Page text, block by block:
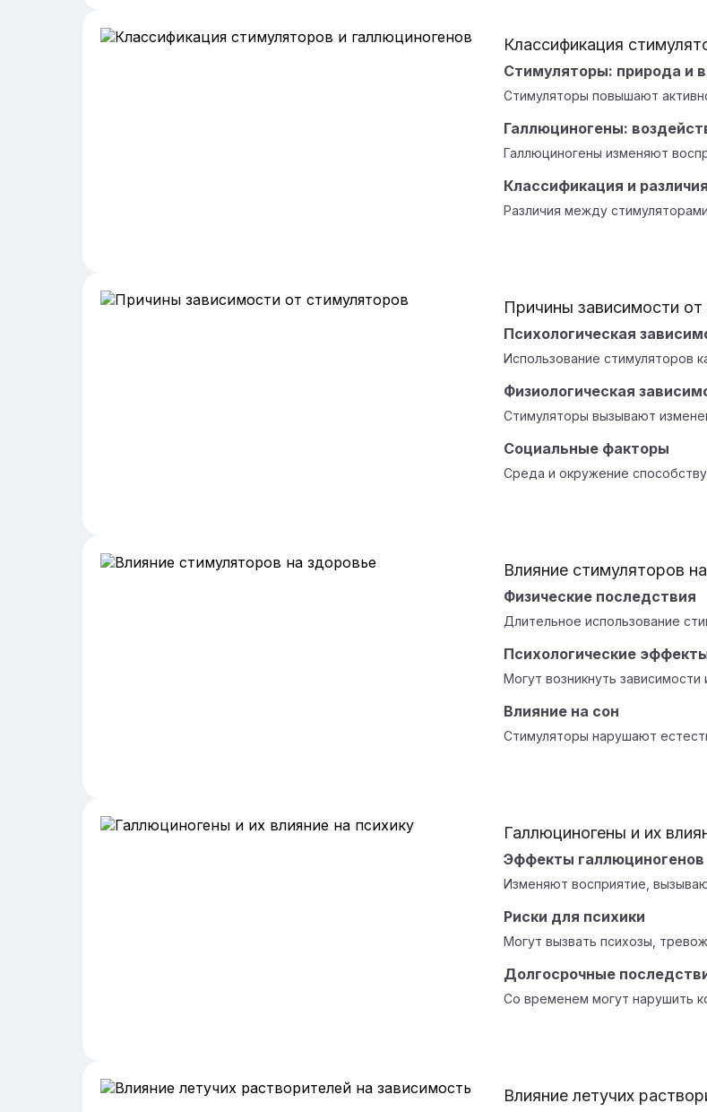
Классификация
Стимуляторы: природа и
Стимуляторы повышают
Галлюциногены:
Галлюциногены изменяют
Классификация и различия
Различия между
Причины зависимости
Психологическая
Использование стимуляторов
Физиологическая
Стимуляторы вызывают
Социальные факторы
Среда и окружение
Влияние стимуляторов
Физические последствия
Длительное использование
Психологические
Могут возникнуть
Влияние на сон
Стимуляторы нарушают
Галлюциногены и их
Эффекты галлюциногенов
Изменяют восприятие,
Риски для психики
Могут вызвать психозы,
Долгосрочные
Со временем могут нарушить
Влияние летучих